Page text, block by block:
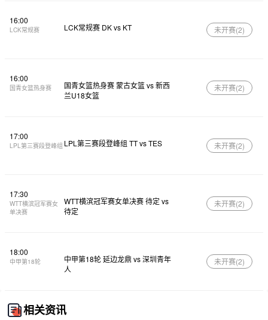
16:00
LCK常规赛 LCK常规赛 DK vs KT 未开赛(2)
16:00
国青女篮热身赛
国青女篮热身赛 蒙古女篮 vs 新西
兰U18女篮
未开赛(2)
17:00
LPL第三赛段登峰组 LPL第三赛段登峰组 TT vs TES 未开赛(2)
17:30
WTT横滨冠军赛女
单决赛
WTT横滨冠军赛女单决赛 待定 vs
待定
未开赛(2)
18:00
中甲第18轮
中甲第18轮 延边龙鼎 vs 深圳青年
人
未开赛(2)
相关资讯